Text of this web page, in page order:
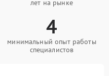
лет на рынке
4
минимальный опыт работы
специалистов